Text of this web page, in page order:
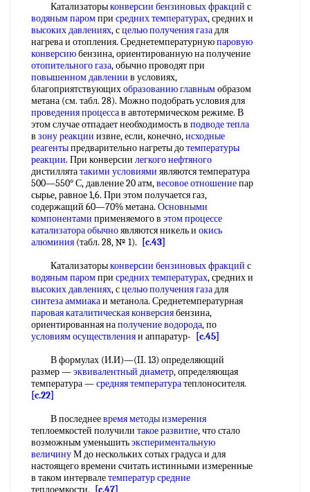
Катализаторыконверсии бензиновых фракций с
водяным паромпри средних температурах, средних и
высоких давлениях, сцелью получения газадля
нагрева и отопления. Среднетемпературнуюпаровую
конверсиюбензина, ориентированную на получение
отопительного газа, обычно проводят при
повышенном давлении в условиях,
благоприятствующихобразованию главнымобразом
метана (см. табл. 28). Можно подобрать условия для
проведения процессав автотермическом режиме. В
этом случае отпадает необходимость в подводе тепла
в зону реакции извне, если, конечно,исходные
реагентыпредварительно нагреты дотемпературы
реакции. При конверсии легкого нефтяного
дистиллятатакими условиями являются температура
500—550° С, давление 20 атм,весовое отношениепар
сырье, равное 1,6. При этом получается газ,
содержащий 60—70% метана. Основными
компонентами применяемого в этом процессе
катализатора обычноявляются никель и окись
алюминия (табл. 28, № 1).
[c.43]
Катализаторыконверсии бензиновых фракций с
водяным паромпри средних температурах, средних и
высоких давлениях, сцелью получения газадля
синтеза аммиакаи метанола. Среднетемпературная
паровая каталитическая конверсиябензина,
ориентированная наполучение водорода, по
условиям осуществленияи аппаратур-
[c.45]
В формулах (И.И)—(II. 13) определяющий
размер —эквивалентный диаметр, определяющая
температура —средняя температуратеплоносителя.
[c.22]
В последнеевремя методы измерения
теплоемкостей получили такое развитие, что стало
возможным уменьшитьэкспериментальную
величинуМ до нескольких сотых градуса и для
настоящего времени считать истинными измеренные
в таком интервалетемператур средние
теплоемкости.
[c.47]